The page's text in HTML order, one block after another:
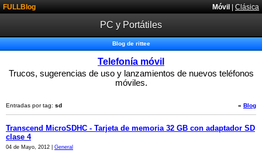
Móvil | Clásica
FULLBlog
PC y Portátiles
Blog de rittee
Telefonía móvil
Trucos, sugerencias de uso y lanzamientos de nuevos teléfonos
móviles.
« Blog
Entradas por tag: sd
Transcend MicroSDHC - Tarjeta de memoria 32 GB con adaptador SD
clase 4
04 de Mayo, 2012 | General